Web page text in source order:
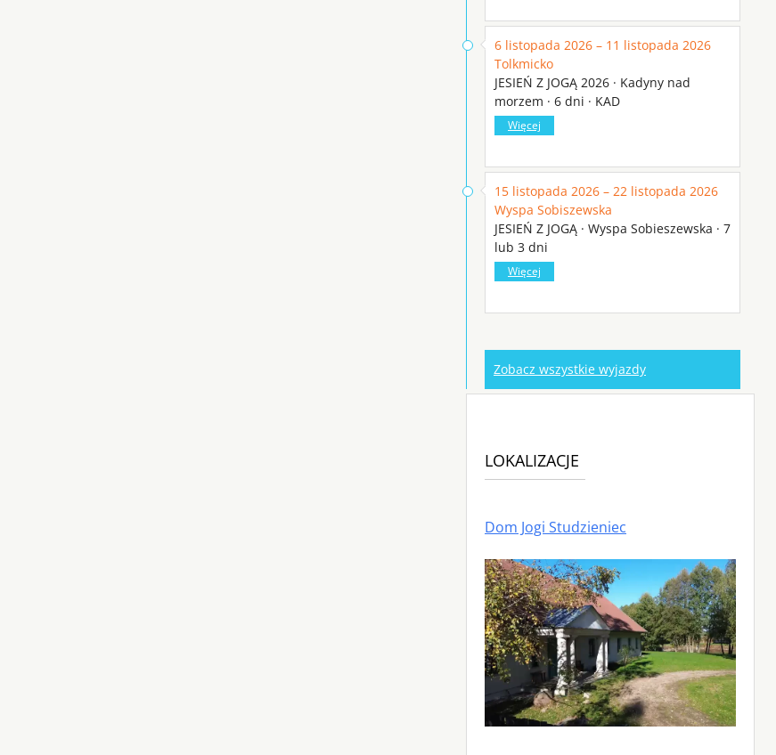
6 listopada 2026 – 11 listopada 2026
Tolkmicko
JESIEŃ Z JOGĄ 2026 · Kadyny nad
morzem · 6 dni · KAD
Więcej
15 listopada 2026 – 22 listopada 2026
Wyspa Sobiszewska
JESIEŃ Z JOGĄ · Wyspa Sobieszewska · 7
lub 3 dni
Więcej
Zobacz wszystkie wyjazdy
LOKALIZACJE
Dom Jogi Studzieniec